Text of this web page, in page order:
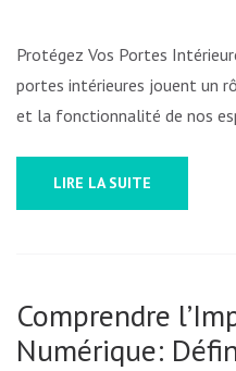
Protégez Vos Portes
portes intérieures jouent un
et la fonctionnalité de nos
LIRE LA SUITE
Comprendre
Numérique: